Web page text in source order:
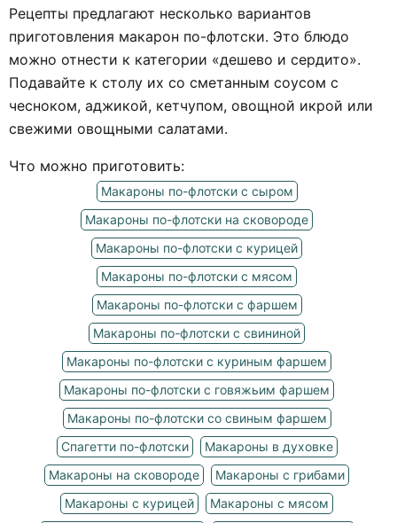
Рецепты предлагают несколько вариантов
приготовления макарон по-флотски. Это блюдо
можно отнести к категории «дешево и сердито».
Подавайте к столу их со сметанным соусом с
чесноком, аджикой, кетчупом, овощной икрой или
свежими овощными салатами.
Что можно приготовить:
Макароны по-флотски с сыром
Макароны по-флотски на сковороде
Макароны по-флотски с курицей
Макароны по-флотски с мясом
Макароны по-флотски с фаршем
Макароны по-флотски с свининой
Макароны по-флотски с куриным фаршем
Макароны по-флотски с говяжьим фаршем
Макароны по-флотски со свиным фаршем
Спагетти по-флотски
Макароны в духовке
Макароны на сковороде
Макароны с грибами
Макароны с курицей
Макароны с мясом